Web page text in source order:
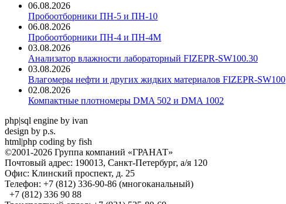
06.08.2026
Пробоотборники ПН-5 и ПН-10
06.08.2026
Пробоотборники ПН-4 и ПН-4М
03.08.2026
Анализатор влажности лабораторный FIZEPR-SW100.30
03.08.2026
Влагомеры нефти и других жидких материалов FIZEPR-SW100
02.08.2026
Компактные плотномеры DMA 502 и DMA 1002
php|sql engine by ivan
design by p.s.
html|php coding by fish
©2001-2026 Группа компаний «ГРАНАТ»
Почтовый адрес: 190013, Санкт-Петербург, а/я 120
Офис: Клинский проспект, д. 25
Телефон: +7 (812) 336-90-86 (многоканальный)
+7 (812) 336 90 88